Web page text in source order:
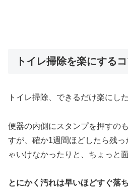
トイレ掃除を楽にする
トイレ掃除、できるだけ楽にした
便器の内側にスタンプを押すの
すが、確か1週間ほどしたら残
ゃいけなかったりと、ちょっと
とにかく汚れは早いほどすぐ落ち